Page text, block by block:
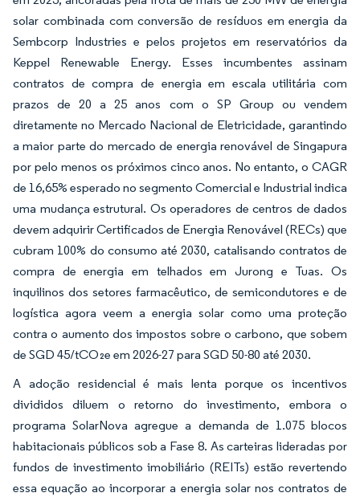
solar combinada com conversão de resíduos em energia da
Sembcorp Industries e pelos projetos em reservatórios da
Keppel Renewable Energy. Esses incumbentes assinam
contratos de compra de energia em escala utilitária com
prazos de 20 a 25 anos com o SP Group ou vendem
diretamente no Mercado Nacional de Eletricidade, garantindo
a maior parte do mercado de energia renovável de Singapura
por pelo menos os próximos cinco anos. No entanto, o CAGR
de 16,65% esperado no segmento Comercial e Industrial indica
uma mudança estrutural. Os operadores de centros de dados
devem adquirir Certificados de Energia Renovável (RECs) que
cubram 100% do consumo até 2030, catalisando contratos de
compra de energia em telhados em Jurong e Tuas. Os
inquilinos dos setores farmacêutico, de semicondutores e de
logística agora veem a energia solar como uma proteção
contra o aumento dos impostos sobre o carbono, que sobem
de SGD 45/tCO₂e em 2026-27 para SGD 50-80 até 2030.
A adoção residencial é mais lenta porque os incentivos
divididos diluem o retorno do investimento, embora o
programa SolarNova agregue a demanda de 1.075 blocos
habitacionais públicos sob a Fase 8. As carteiras lideradas por
fundos de investimento imobiliário (REITs) estão revertendo
essa equação ao incorporar a energia solar nos contratos de